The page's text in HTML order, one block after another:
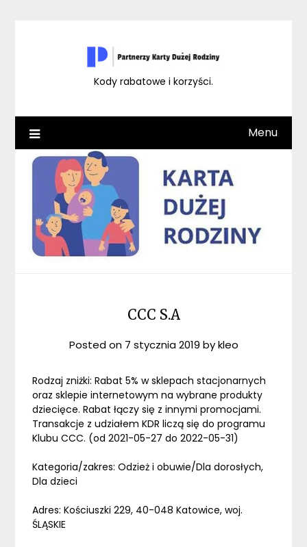
Kody rabatowe i korzyści.
Menu
CCC S.A
Posted on 7 stycznia 2019 bykleo
Rodzaj zniżki: Rabat 5% w sklepach stacjonarnych
oraz sklepie internetowym na wybrane produkty
dziecięce. Rabat łączy się z innymi promocjami.
Transakcje z udziałem KDR liczą się do programu
Klubu CCC. (od 2021-05-27 do 2022-05-31)
Kategoria/zakres: Odzież i obuwie/Dla dorosłych,
Dla dzieci
Adres: Kościuszki 229, 40-048 Katowice, woj.
ŚLĄSKIE